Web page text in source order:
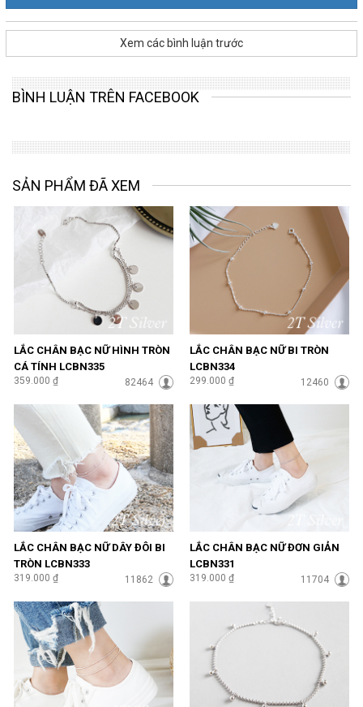
Xem các bình luận trước
BÌNH LUẬN TRÊN FACEBOOK
SẢN PHẨM ĐÃ XEM
LẮC CHÂN BẠC NỮ HÌNH TRÒN
CÁ TÍNH LCBN335
359.000 ₫ 82464
LẮC CHÂN BẠC NỮ BI TRÒN
LCBN334
299.000 ₫ 12460
LẮC CHÂN BẠC NỮ DÂY ĐÔI BI
TRÒN LCBN333
319.000 ₫ 11862
LẮC CHÂN BẠC NỮ ĐƠN GIẢN
LCBN331
319.000 ₫ 11704